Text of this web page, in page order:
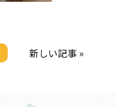
新しい記事 »